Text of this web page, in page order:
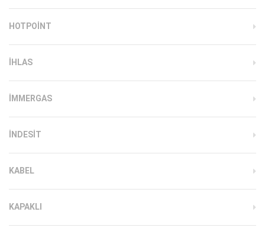
HOTPOINT
IHLAS
İMMERGAS
INDESIT
KABEL
KAPAKLI